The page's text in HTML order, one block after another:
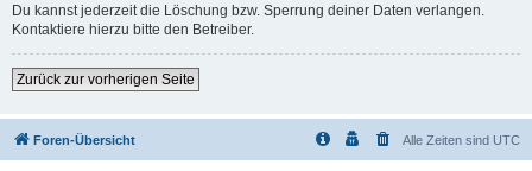
Du kannst jederzeit die Löschung bzw. Sperrung deiner Daten verlangen.
Kontaktiere hierzu bitte den Betreiber.
Zurück zur vorherigen Seite
Foren-Übersicht Alle Zeiten sind UTC